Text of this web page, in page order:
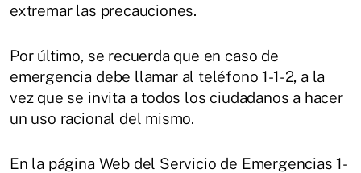
extremar las precauciones.
Por último, se recuerda que en caso de
emergencia debe llamar al teléfono 1-1-2, a la
vez que se invita a todos los ciudadanos a hacer
un uso racional del mismo.
En la página Web del Servicio de Emergencias 1-